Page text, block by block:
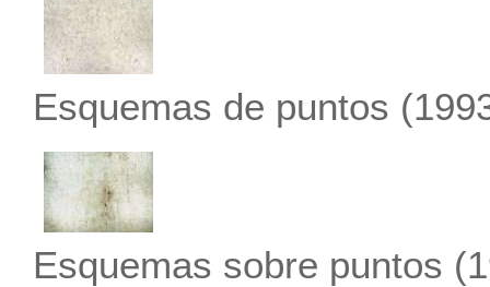
Esquemas de puntos
Esquemas sobre puntos